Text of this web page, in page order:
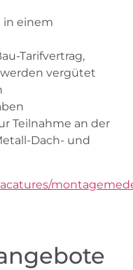
in einem
Tarifvertrag,
vergütet
Teilnahme an der
Dach- und